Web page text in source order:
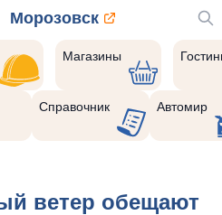
Морозовск
Магазины
Справочник Автомир
ветер обещают